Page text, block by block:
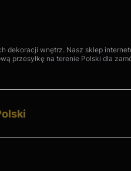
wnętrz. Nasz sklep
na terenie Polski dla